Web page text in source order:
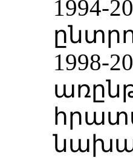
1994-
1998-